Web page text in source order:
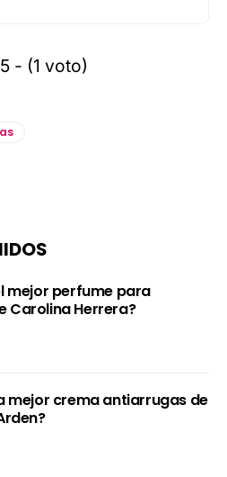
- (1 voto)
mejor perfume para
Carolina Herrera?
mejor crema antiarrugas de